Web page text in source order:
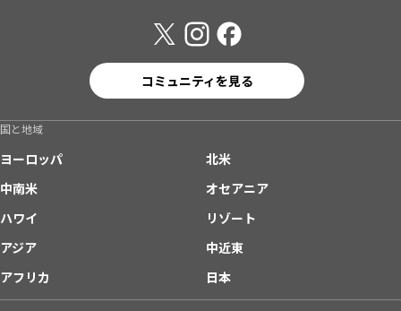
コミュニティを見る
国と地域
ヨーロッパ
北米
中南米
オセアニア
ハワイ
リゾート
アジア
中近東
アフリカ
日本